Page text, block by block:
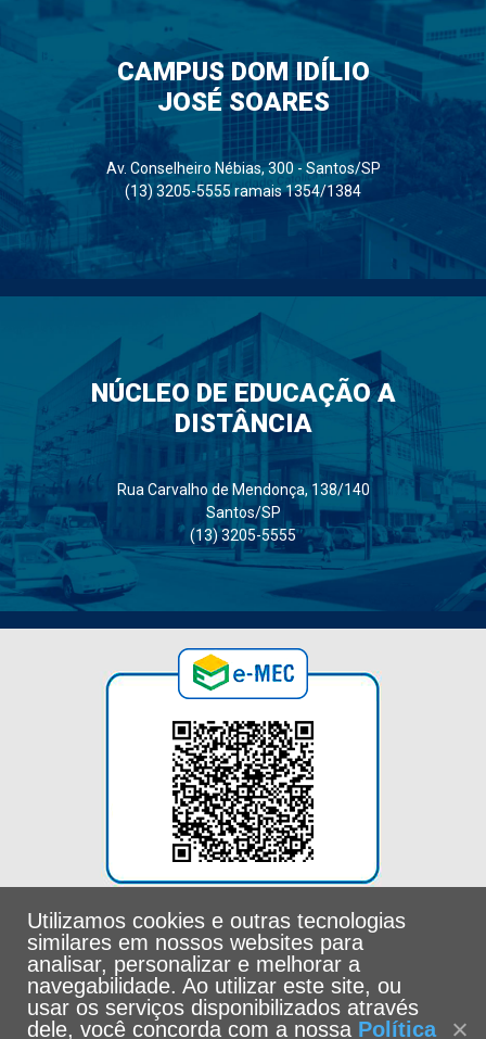
CAMPUS DOM IDÍLIO
JOSÉ SOARES
Av. Conselheiro Nébias, 300 - Santos/SP
(13) 3205-5555 ramais 1354/1384
NÚCLEO DE EDUCAÇÃO A
DISTÂNCIA
Rua Carvalho de Mendonça, 138/140
Santos/SP
(13) 3205-5555
Utilizamos cookies e outras tecnologias
similares em nossos websites para
analisar, personalizar e melhorar a
navegabilidade. Ao utilizar este site, ou
usar os serviços disponibilizados através
dele, você concorda com a nossa Política